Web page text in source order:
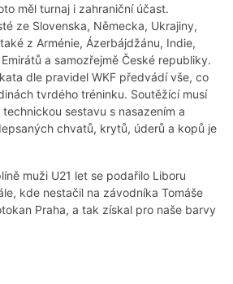
měl turnaj i zahraniční účast.
ze Slovenska, Německa, Ukrajiny,
z Arménie, Ázerbájdžánu, Indie,
a samozřejmě České republiky.
dle pravidel WKF předvádí vše, co
tvrdého tréninku. Soutěžící musí
sestavu s nasazením a
chvatů, krytů, úderů a kopů je
muži U21 let se podařilo Liboru
kde nestačil na závodníka Tomáše
Praha, a tak získal pro naše barvy